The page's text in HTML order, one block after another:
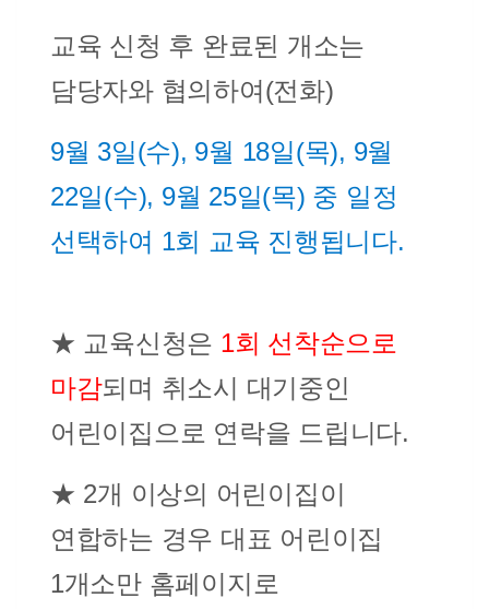
교육 신청 후 완료된 개소는
담당자와 협의하여(전화)
9월 3일(수), 9월 18일(목), 9월
22일(수), 9월 25일(목) 중 일정
선택하여 1회 교육 진행됩니다.
★ ​ 교육신청은 1회 선착순으로
마감되며 취소시 대기중인
어린이집으로 연락을 드립니다.
★ 2개 이상의 어린이집이
연합하는 경우 대표 어린이집
1개소만 홈페이지로